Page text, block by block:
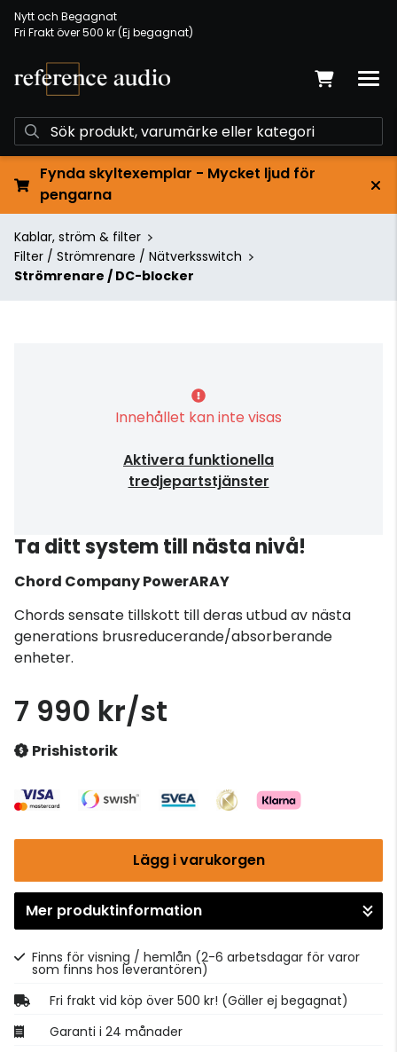
Nytt och Begagnat
Fri Frakt över 500 kr (Ej begagnat)
Fynda skyltexemplar - Mycket ljud för
pengarna
Kablar, ström & filter
Filter / Strömrenare / Nätverksswitch
Strömrenare / DC-blocker
Innehållet kan inte visas
Aktivera funktionella
tredjepartstjänster
Ta ditt system till nästa nivå!
Chord CompanyPowerARAY
Chords sensate tillskott till deras utbud av nästa
generations brusreducerande/absorberande
enheter.
7 990 kr/st
Prishistorik
Lägg i varukorgen
Gå till kassan
Mer produktinformation
Finns för visning / hemlån (2-6 arbetsdagar för varor
som finns hos leverantören)
Fri frakt vid köp över 500 kr! (Gäller ej begagnat)
Garanti i 24 månader